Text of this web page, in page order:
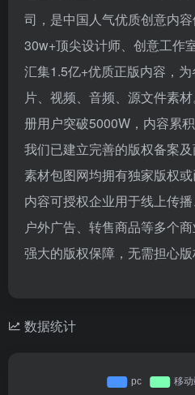
司，是中国人气优质创意内
30w+顶尖设计师、创意工作
汇集1.5亿+优质正版内容，
片、视频、音频、源文件素
册用户突破5000W，内容累
我们已建立完善的版权备案
素材包图网均拥有独家版权
内容可授权企业用于线上传播
户外广告、转售商品等多个
强大的版权保障，无需担心版
数据统计